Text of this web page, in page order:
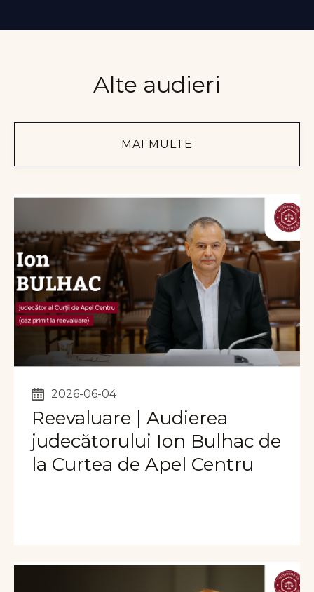
Alte audieri
MAI MULTE
2026-06-04
Reevaluare | Audierea
judecătorului Ion Bulhac de
la Curtea de Apel Centru